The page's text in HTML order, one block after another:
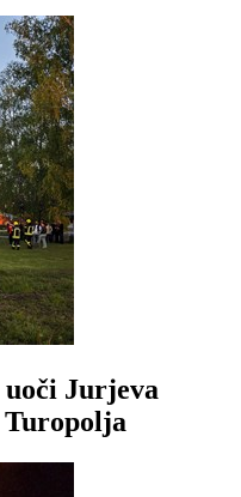
Jurjeva